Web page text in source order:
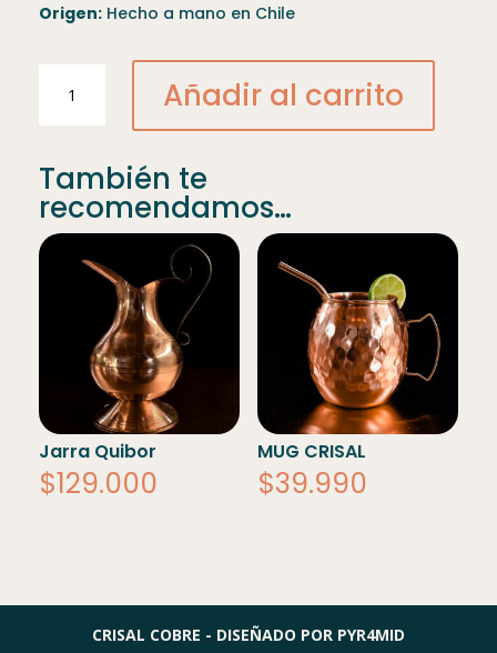
Origen: Hecho a mano en Chile
cantidad
Añadir al carrito
También te
recomendamos…
Jarra Quibor
$129.000
MUG CRISAL
$39.990
CRISAL COBRE - DISEÑADO POR PYR4MID